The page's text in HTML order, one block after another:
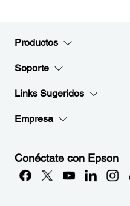
Productos
Soporte
Links Sugeridos
Empresa
Conéctate con Epson